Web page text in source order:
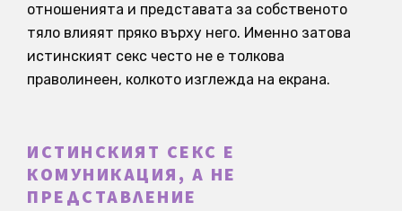
отношенията и представата за собственото
тяло влияят пряко върху него. Именно затова
истинският секс често не е толкова
праволинеен, колкото изглежда на екрана.
ИСТИНСКИЯТ СЕКС Е
КОМУНИКАЦИЯ, А НЕ
ПРЕДСТАВЛЕНИЕ